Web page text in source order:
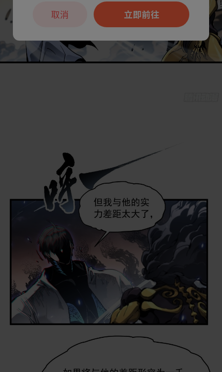
立即前往
取消